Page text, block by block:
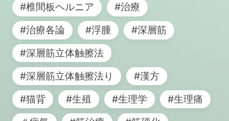
#椎間板ヘルニア
#治療
#治療各論
#浮腫
#深層筋
#深層筋立体触擦法
#深層筋立体触擦法り
#漢方
#猫背
#生殖 #生理学
#生理痛